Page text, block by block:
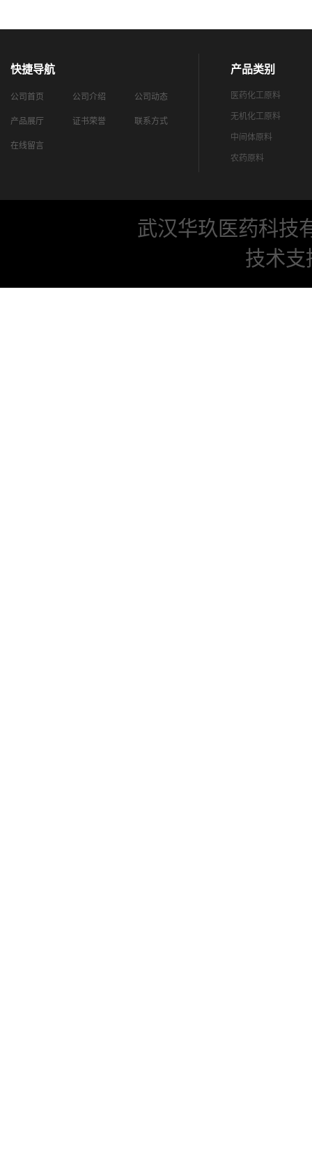
快捷导航
公司首页 公司介绍 公司动态
产品展厅 证书荣誉 联系方式
在线留言
产品类别
医药化工原料
无机化工原料
中间体原料
农药原料
武汉华玖医药科技
技术